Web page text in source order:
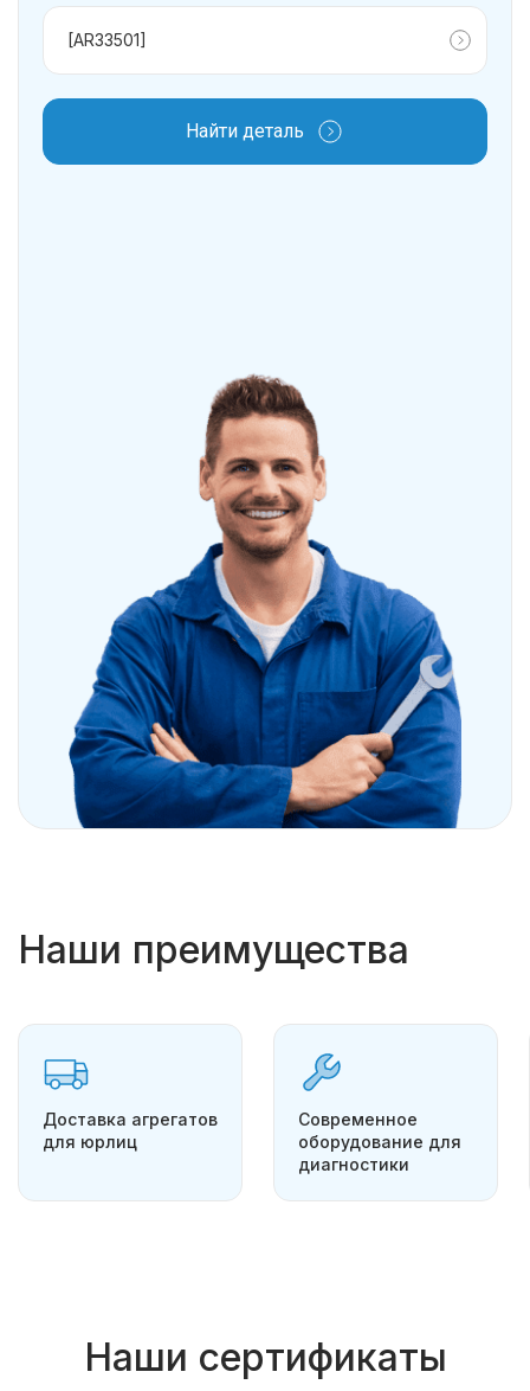
Найти деталь
Наши преимущества
Доставка агрегатов
для юрлиц
Современное
оборудование для
диагностики
Наши сертификаты